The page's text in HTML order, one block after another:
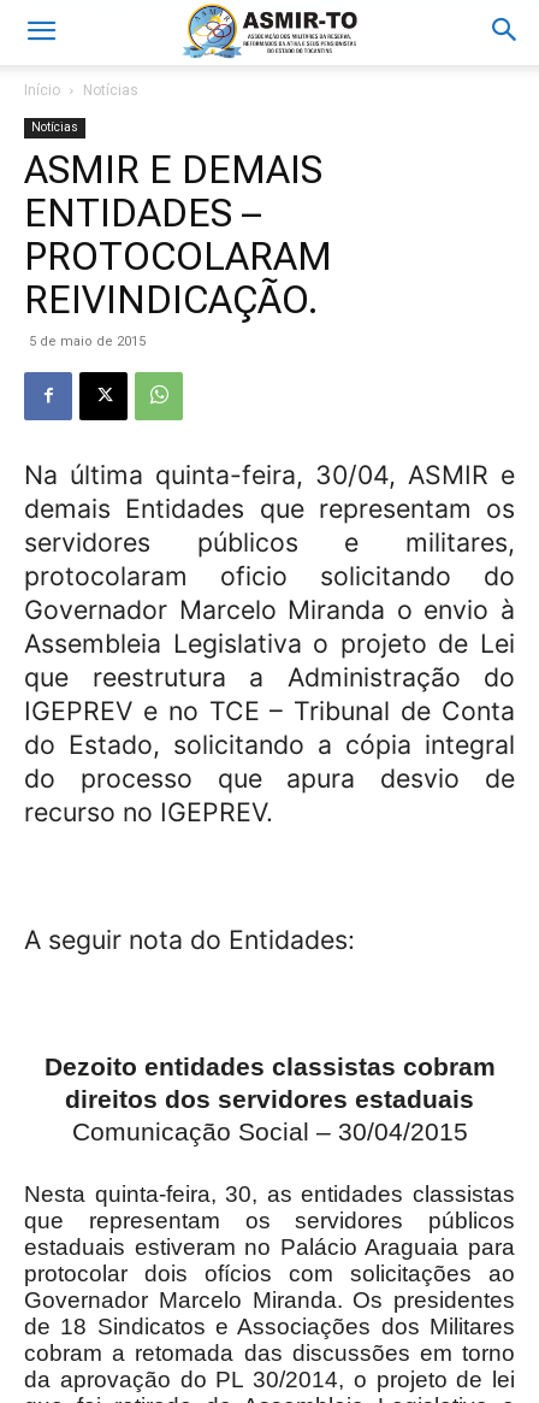
Início Notícias
Notícias
ASMIR E DEMAIS
ENTIDADES –
PROTOCOLARAM
REIVINDICAÇÃO.
5 de maio de 2015
Na última quinta-feira, 30/04, ASMIR e
demais Entidades que representam os
servidores públicos e militares,
protocolaram oficio solicitando do
Governador Marcelo Miranda o envio à
Assembleia Legislativa o projeto de Lei
que reestrutura a Administração do
IGEPREV e no TCE – Tribunal de Conta
do Estado, solicitando a cópia integral
do processo que apura desvio de
recurso no IGEPREV.
A seguir nota do Entidades:
Dezoito entidades classistas cobram
direitos dos servidores estaduais
Comunicação Social – 30/04/2015
Nesta quinta-feira, 30, as entidades classistas
que representam os servidores públicos
estaduais estiveram no Palácio Araguaia para
protocolar dois ofícios com solicitações ao
Governador Marcelo Miranda. Os presidentes
de 18 Sindicatos e Associações dos Militares
cobram a retomada das discussões em torno
da aprovação do PL 30/2014, o projeto de lei